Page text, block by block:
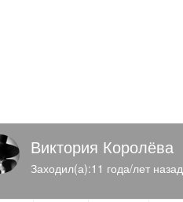
Виктория Королёва
Заходил(а):11 года/лет назад